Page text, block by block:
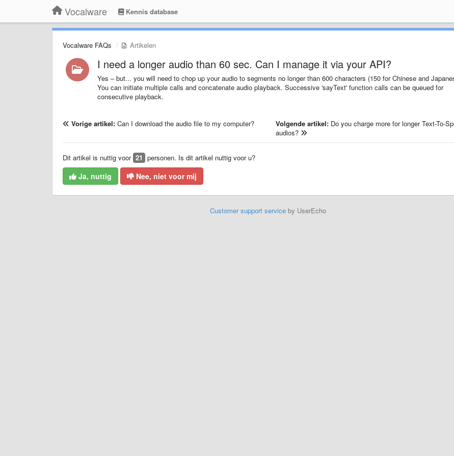
Vocalware Kennis database
Vocalware FAQs Artikelen
I need a longer audio than 60 sec. Can I manage it via your API?
Yes – but... you will need to chop up your audio to segments no longer than 600 characters (150 for Chinese and
You can initiate multiple calls and concatenate audio playback. Successive 'sayText' function calls can be queued for
consecutive playback.
Vorige artikel: Can I download the audio file to my computer? Volgende artikel: Do you charge more for longer Text-To-
audios?
Dit artikel is nuttig voor 21 personen. Is dit artikel nuttig voor u?
Ja, nuttig Nee, niet voor mij
Customer support serviceby UserEcho